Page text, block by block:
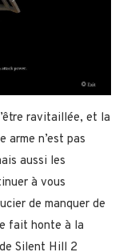
ravitaillée, et la
arme n’est pas
aussi les
à vous
de manquer de
fait honte à la
Silent Hill 2